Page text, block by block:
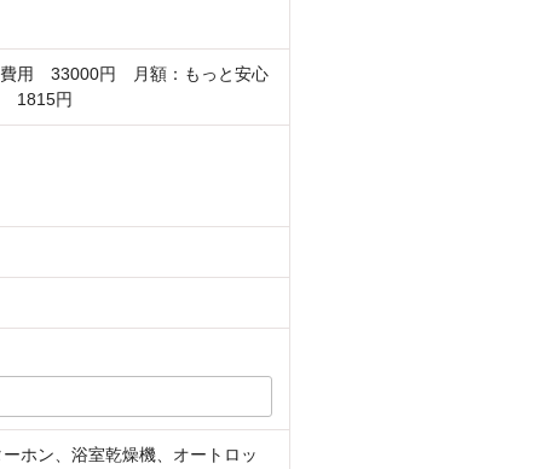
費用 33000円 月額：もっと安心
1815円
ホン、浴室乾燥機、オートロッ